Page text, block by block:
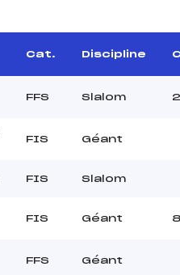
Cat. Discipline
FFS Slalom
FIS Géant
FIS Slalom
FIS Géant
FFS Géant